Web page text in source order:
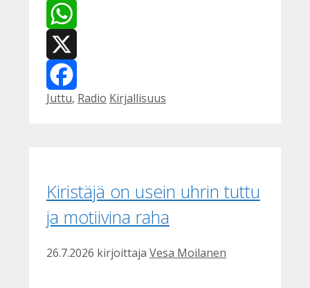
WhatsApp
X
Facebook
Kategoriat
Juttu, Radio Avainsanat
Kirjallisuus
Kiristäjä on usein uhrin tuttu
ja motiivina raha
26.7.2026 kirjoittaja Vesa Moilanen